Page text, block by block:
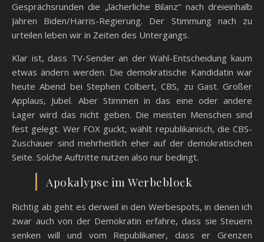
Gesprächsrunden die „lächerliche Bilanz“ nach dreieinhalb
Jahren Biden/Harris-Regierung. Der Stimmung nach zu
urteilen leben wir in Zeiten des Untergangs.
Klar ist, dass TV-Sender an der Wahl-Entscheidung kaum
etwas ändern werden. Die demokratische Kandidatin war
heute Abend bei Stephen Colbert, CBS, zu Gast. Großer
Applaus, Jubel. Aber Stimmen in das eine oder andere
Lager wird das nicht geben. Die meisten Menschen sind
fest gelegt. Wer FOX guckt, wählt republikanisch, die CBS-
Zuschauer sind mehrheitlich eher auf der demokratischen
Seite. Solche Auftritte nutzen also nur bedingt.
Apokalypse im Werbeblock
Richtig ab geht es derweil in den Werbespots, in denen ich
zwar auch von der Demokratin erfahre, dass sie Steuern
senken will und vom Republikaner, dass er Grenzen